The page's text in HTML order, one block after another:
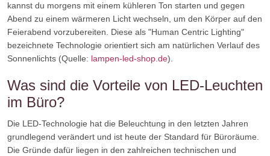
kannst du morgens mit einem kühleren Ton starten und gegen
Abend zu einem wärmeren Licht wechseln, um den Körper auf den
Feierabend vorzubereiten. Diese als "Human Centric Lighting"
bezeichnete Technologie orientiert sich am natürlichen Verlauf des
Sonnenlichts (Quelle: lampen-led-shop.de).
Was sind die Vorteile von LED-Leuchten
im Büro?
Die LED-Technologie hat die Beleuchtung in den letzten Jahren
grundlegend verändert und ist heute der Standard für Büroräume.
Die Gründe dafür liegen in den zahlreichen technischen und